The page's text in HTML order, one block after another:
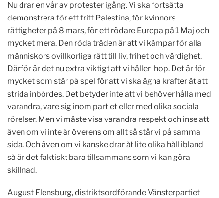
Nu drar en vår av protester igång. Vi ska fortsätta
demonstrera för ett fritt Palestina, för kvinnors
rättigheter på 8 mars, för ett rödare Europa på 1 Maj och
mycket mera. Den röda tråden är att vi kämpar för alla
människors ovillkorliga rätt till liv, frihet och värdighet.
Därför är det nu extra viktigt att vi håller ihop. Det är för
mycket som står på spel för att vi ska ägna krafter åt att
strida inbördes. Det betyder inte att vi behöver hålla med
varandra, vare sig inom partiet eller med olika sociala
rörelser. Men vi måste visa varandra respekt och inse att
även om vi inte är överens om allt så står vi på samma
sida. Och även om vi kanske drar åt lite olika håll ibland
så är det faktiskt bara tillsammans som vi kan göra
skillnad.
August Flensburg, distriktsordförande Vänsterpartiet